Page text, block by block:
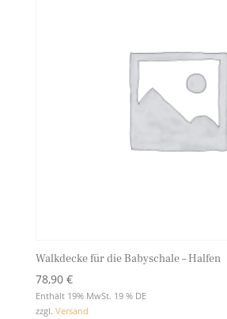
Walkdecke für die Babyschale – Halfen
78,90 €
Enthält 19% MwSt. 19 % DE
zzgl. Versand